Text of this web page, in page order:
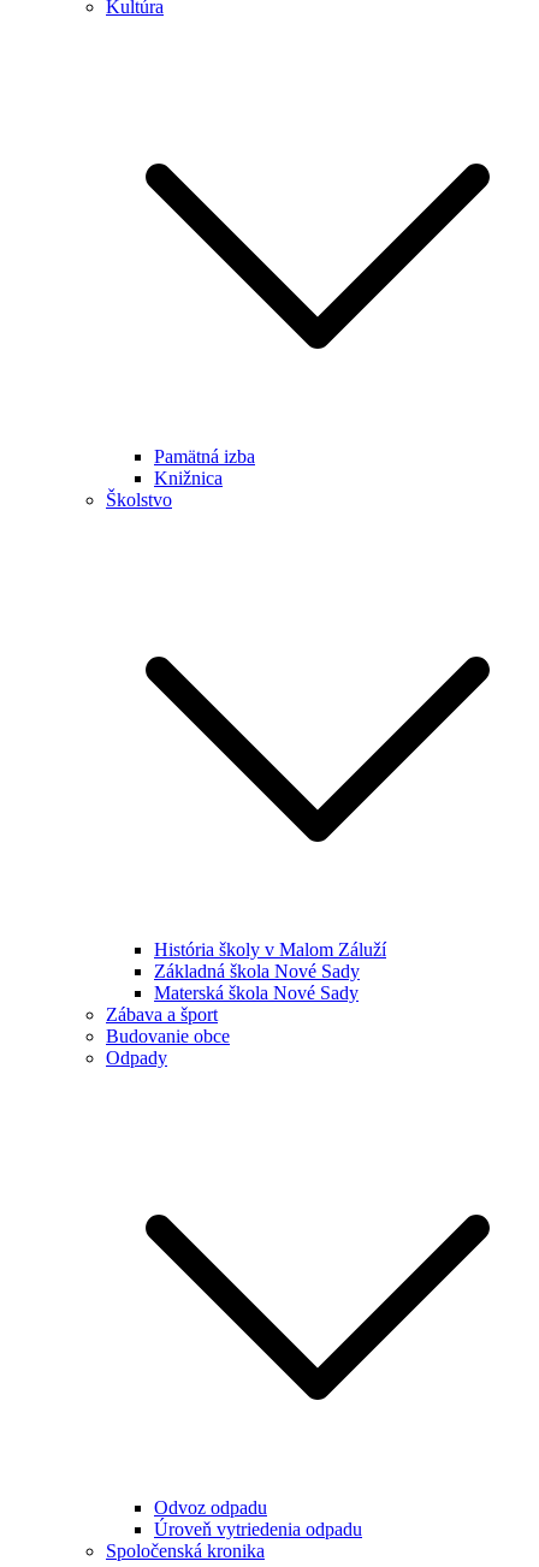
Kultúra
Pamätná izba
Knižnica
Školstvo
História školy v Malom Záluží
Základná škola Nové Sady
Materská škola Nové Sady
Zábava a šport
Budovanie obce
Odpady
Odvoz odpadu
Úroveň vytriedenia odpadu
Spoločenská kronika